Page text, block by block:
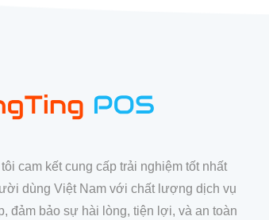
cam kết cung cấp trải nghiệm tốt nhất
dùng Việt Nam với chất lượng dịch vụ
đảm bảo sự hài lòng, tiện lợi, và an toàn